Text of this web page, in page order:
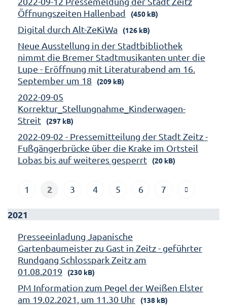
Öffnungszeiten Hallenbad
(450 kB)
Digital durch Alt-ZeKiWa (126 kB)
Neue Ausstellung in der Stadtbibliothek
nimmt die Bremer Stadtmusikanten unter die
Lupe - Eröffnung mit Literaturabend am 16.
September um 18
(209 kB)
2022-09-05
Korrektur_Stellungnahme_Kinderwagen-
Streit
(297 kB)
2022-09-02 - Pressemitteilung der Stadt Zeitz -
Fußgängerbrücke über die Krake im Ortsteil
Lobas bis auf weiteres gesperrt
(20 kB)
1 2 3 4 5 6 7
2021
Presseeinladung Japanische
Gartenbaumeister zu Gast in Zeitz - geführter
Rundgang Schlosspark Zeitz am
01.08.2019
(230 kB)
PM Information zum Pegel der Weißen Elster
am 19.02.2021, um 11.30 Uhr
(138 kB)